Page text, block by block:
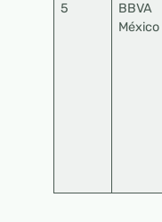
5
BBVA
México